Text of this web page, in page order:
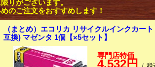
りがございます。
のご注文をおすすめします！
（まとめ）エコリカ リサイクルインクカー
互換) マゼンタ 1個【×5セット】
専門店特価
4,532円